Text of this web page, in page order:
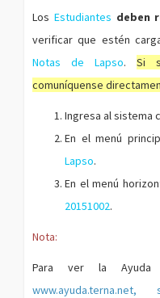
Los Estudiantes deben
verificar que estén
Notas de Lapso. Si
comuníquense
Ingresa al sistema
En el menú
Lapso.
En el menú
20151002.
Nota:
Para ver la Ayuda